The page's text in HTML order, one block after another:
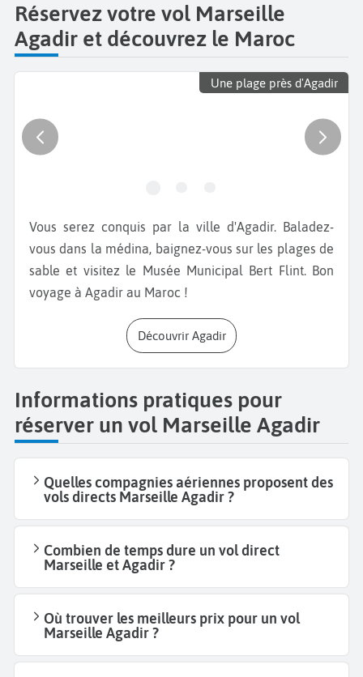
Réservez votre vol Marseille
Agadir et découvrez le Maroc
Une plage près d'Agadir
Vous serez conquis par la ville d'Agadir. Baladez-
vous dans la médina, baignez-vous sur les plages de
sable et visitez le Musée Municipal Bert Flint. Bon
voyage à Agadir au Maroc !
Découvrir Agadir
Informations pratiques pour
réserver un vol Marseille Agadir
Quelles compagnies aériennes proposent des
vols directs Marseille Agadir ?
Combien de temps dure un vol direct
Marseille et Agadir ?
Où trouver les meilleurs prix pour un vol
Marseille Agadir ?